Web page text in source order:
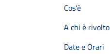
Cos'è
A chi è rivolto
Date e Orari